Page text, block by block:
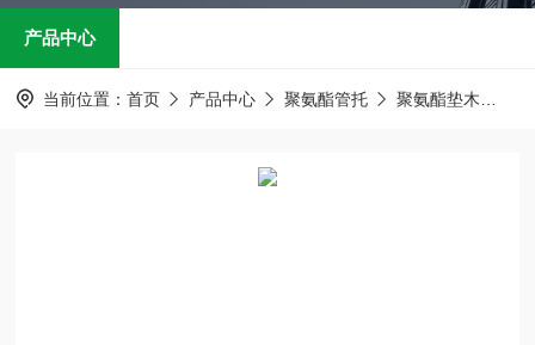
在线留言
产品中心
当前位置： 首页 产品中心 聚氨酯管托 聚氨酯垫木